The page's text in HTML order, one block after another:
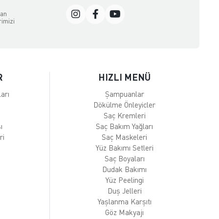
HIZLI MENÜ
Şampuanlar
Dökülme Önleyicler
Saç Kremleri
Saç Bakım Yağları
Saç Maskeleri
Yüz Bakımı Setleri
Saç Boyaları
Dudak Bakımı
Yüz Peelingi
Duş Jelleri
Yaşlanma Karşıtı
Göz Makyajı